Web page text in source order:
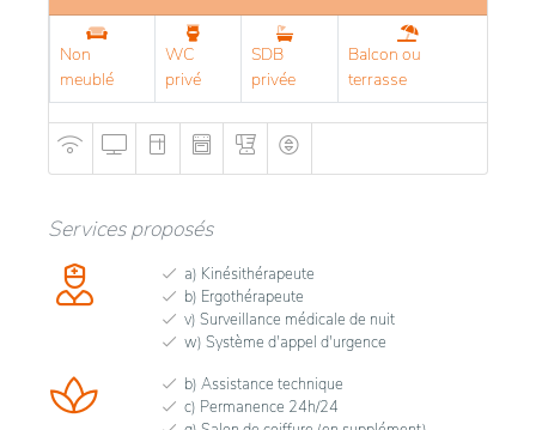
Non
meublé
WC
privé
SDB
privée
Balcon ou
terrasse
Services proposés
a) Kinésithérapeute
b) Ergothérapeute
v) Surveillance médicale de nuit
w) Système d'appel d'urgence
b) Assistance technique
c) Permanence 24h/24